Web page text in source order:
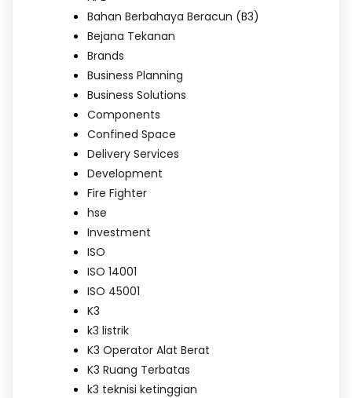
Bahan Berbahaya Beracun (B3)
Bejana Tekanan
Brands
Business Planning
Business Solutions
Components
Confined Space
Delivery Services
Development
Fire Fighter
hse
Investment
ISO
ISO 14001
ISO 45001
K3
k3 listrik
K3 Operator Alat Berat
K3 Ruang Terbatas
k3 teknisi ketinggian